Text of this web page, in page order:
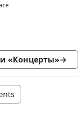
«Концерты»→